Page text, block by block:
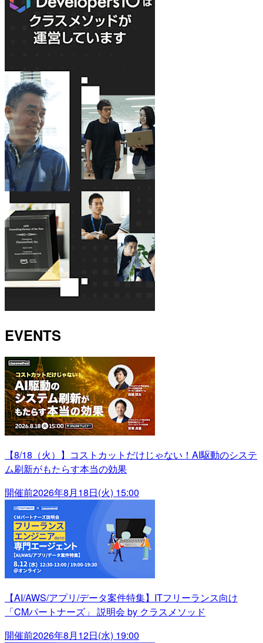
EVENTS
【8/18（火）】コストカットだけじゃない！AI駆動のシステ
ム刷新がもたらす本当の効果
開催前2026年8月18日(火) 15:00
【AI/AWS/アプリ/データ案件特集】ITフリーランス向け
「CMパートナーズ」 説明会 by クラスメソッド
開催前2026年8月12日(水) 19:00